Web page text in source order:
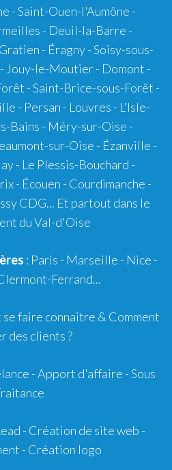
- Saint-Ouen-l'Aumône -
- Deuil-la-Barre -
- Éragny - Soisy-sous-
Jouy-le-Moutier - Domont -
- Saint-Brice-sous-Forêt -
- Persan - Louvres - L'Isle-
Bains - Méry-sur-Oise -
sur-Oise - Ézanville -
- Le Plessis-Bouchard -
- Écouen - Courdimanche -
CDG... Et partout dans le
du Val-d'Oise
: Paris - Marseille - Nice -
Ferrand...
se faire connaitre & Comment
des clients ?
-Apport d'affaire - Sous
- Création de site web -
- Création logo